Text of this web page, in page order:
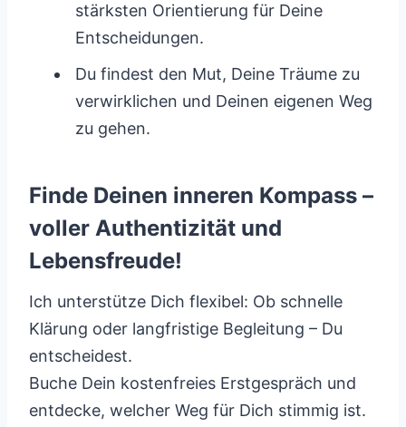
stärksten Orientierung für Deine
Entscheidungen.
Du findest den Mut, Deine Träume zu
verwirklichen und Deinen eigenen Weg
zu gehen.
Finde Deinen inneren Kompass –
voller Authentizität und
Lebensfreude!
Ich unterstütze Dich flexibel: Ob schnelle
Klärung oder langfristige Begleitung – Du
entscheidest.
Buche Dein kostenfreies Erstgespräch und
entdecke, welcher Weg für Dich stimmig ist.